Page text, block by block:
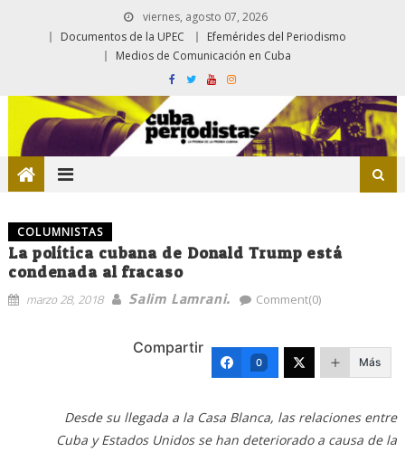
viernes, agosto 07, 2026
Documentos de la UPEC
Efemérides del Periodismo
Medios de Comunicación en Cuba
COLUMNISTAS
La política cubana de Donald Trump está
condenada al fracaso
marzo 28, 2018 Salim Lamrani. Comment(0)
Compartir
0 Más
Desde su llegada a la Casa Blanca, las relaciones entre
Cuba y Estados Unidos se han deteriorado a causa de la